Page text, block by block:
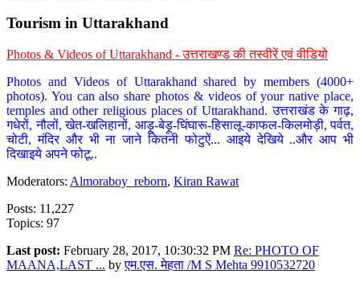
Tourism in Uttarakhand
Photos & Videos of Uttarakhand - उत्तराखण्ड की तस्वीरें एवं वीडियो
Photos and Videos of Uttarakhand shared by members (4000+
photos). You can also share photos & videos of your native place,
temples and other religious places of Uttarakhand. उत्तराखंड के गाढ़,
गधेरों, नौलों, खेत-खलिहानों, आड़ू-बेड़ू-घिंघारू-हिसालू-काफल-किलमोड़ी, पर्वत,
चोटी, मंदिर और भी ना जाने कितनी फोटुऐं... आइये देखिये ..और आप भी
दिखाइये अपने फोटू..
Moderators: Almoraboy_reborn, Kiran Rawat
Posts: 11,227
Topics: 97
Last post: February 28, 2017, 10:30:32 PM Re: PHOTO OF
MAANA,LAST ... byएम.एस. मेहता /M S Mehta 9910532720